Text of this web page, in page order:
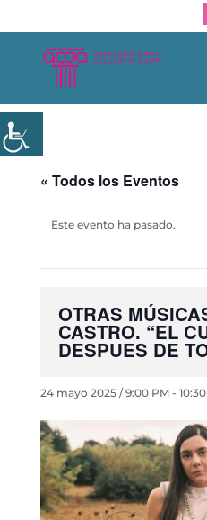
« Todos los Eventos
Este evento ha pasado.
OTRAS
CASTRO. “EL
DESPUES DE
24 mayo 2025 / 9:00 PM-